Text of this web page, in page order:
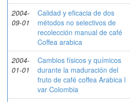
2004-
09-01
Calidad y eficacia de dos
métodos no selectivos de
recolección manual de café
Coffea arabica
2004-
01-01
Cambios físicos y químicos
durante la maduración del
fruto de café coffea Arabica l
var Colombia